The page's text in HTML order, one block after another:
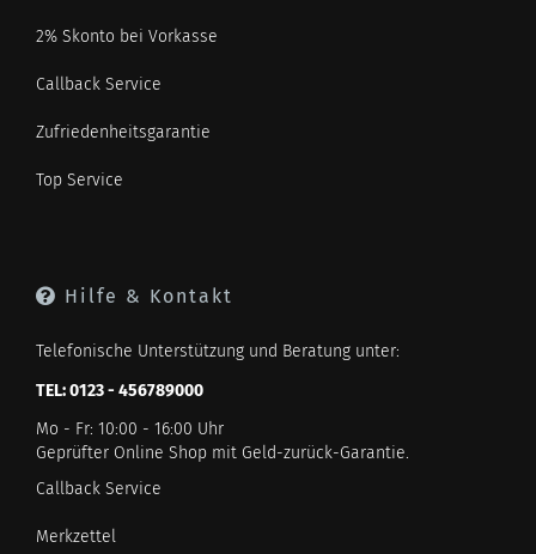
2% Skonto bei Vorkasse
Callback Service
Zufriedenheitsgarantie
Top Service
Hilfe & Kontakt
Telefonische Unterstützung und Beratung unter:
TEL: 0123 - 456789000
Mo - Fr: 10:00 - 16:00 Uhr
Geprüfter Online Shop mit Geld-zurück-Garantie.
Callback Service
Merkzettel